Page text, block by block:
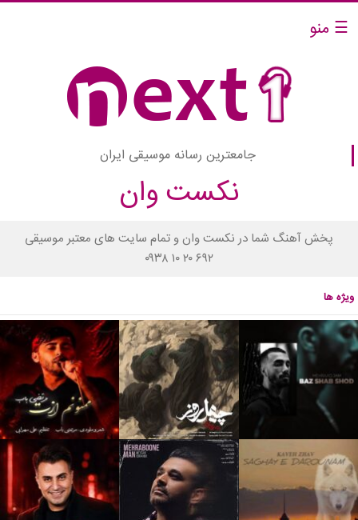
☰ منو
جامعترین رسانه موسیقی ایران
نکست وان
پخش آهنگ شما در نکست وان و تمام سایت های معتبر موسیقی
۰۹۳۸ ۱۰ ۲۰ ۶۹۲
ویژه ها